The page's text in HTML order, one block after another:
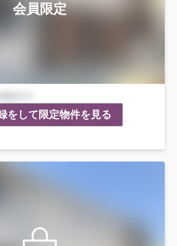
会員限定
をして限定物件を見る